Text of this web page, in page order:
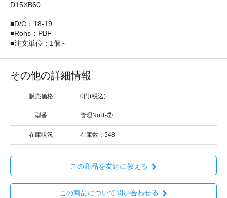
D15XB60
■D/C：18-19
■Rohs：PBF
■注文単位：1個～
その他の詳細情報
販売価格 0円(税込)
型番 管理NoIT-⑦
在庫状況 在庫数：548
この商品を友達に教える
この商品について問い合わせる